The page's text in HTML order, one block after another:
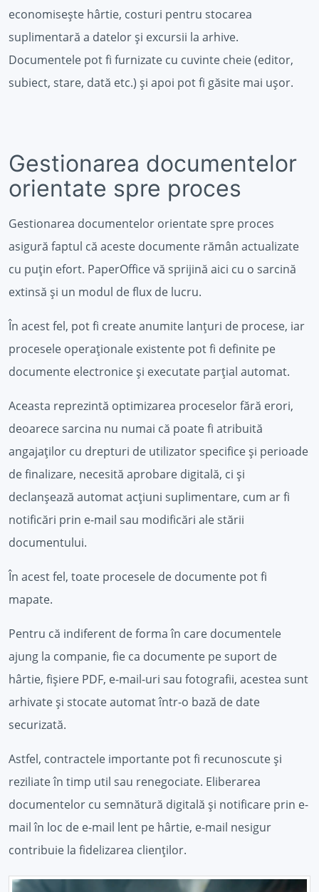
economisește hârtie, costuri pentru stocarea
suplimentară a datelor și excursii la arhive.
Documentele pot fi furnizate cu cuvinte cheie (editor,
subiect, stare, dată etc.) și apoi pot fi găsite mai ușor.
Gestionarea documentelor
orientate spre proces
Gestionarea documentelor orientate spre proces
asigură faptul că aceste documente rămân actualizate
cu puțin efort. PaperOffice vă sprijină aici cu o sarcină
extinsă și un modul de flux de lucru.
În acest fel, pot fi create anumite lanțuri de procese, iar
procesele operaționale existente pot fi definite pe
documente electronice și executate parțial automat.
Aceasta reprezintă optimizarea proceselor fără erori,
deoarece sarcina nu numai că poate fi atribuită
angajaților cu drepturi de utilizator specifice și perioade
de finalizare, necesită aprobare digitală, ci și
declanșează automat acțiuni suplimentare, cum ar fi
notificări prin e-mail sau modificări ale stării
documentului.
În acest fel, toate procesele de documente pot fi
mapate.
Pentru că indiferent de forma în care documentele
ajung la companie, fie ca documente pe suport de
hârtie, fișiere PDF, e-mail-uri sau fotografii, acestea sunt
arhivate și stocate automat într-o bază de date
securizată.
Astfel, contractele importante pot fi recunoscute și
reziliate în timp util sau renegociate. Eliberarea
documentelor cu semnătură digitală și notificare prin e-
mail în loc de e-mail lent pe hârtie, e-mail nesigur
contribuie la fidelizarea clienților.